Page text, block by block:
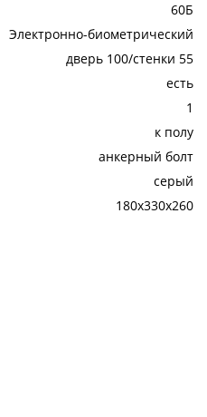
60Б
Электронно-биометрический
дверь 100/стенки 55
есть
1
к полу
анкерный болт
серый
180х330х260